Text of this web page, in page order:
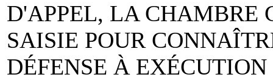
D'APPEL, LA CHAMBRE
SAISIE POUR
DÉFENSE À